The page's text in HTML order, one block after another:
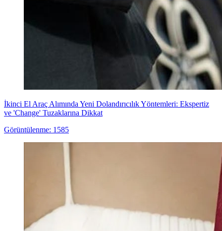
İkinci El Araç Alımında Yeni Dolandırıcılık Yöntemleri: Ekspertiz
ve 'Change' Tuzaklarına Dikkat
Görüntülenme: 1585